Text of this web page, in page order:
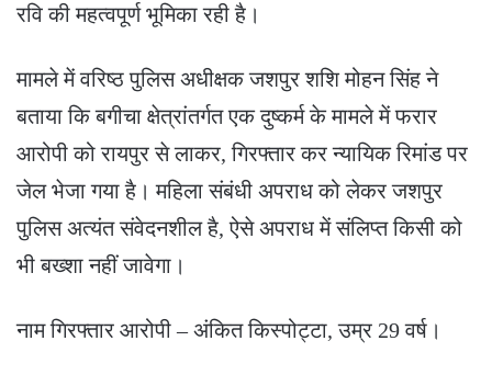
रवि की महत्वपूर्ण भूमिका रही है।
मामले में वरिष्ठ पुलिस अधीक्षक जशपुर शशि मोहन सिंह ने
बताया कि बगीचा क्षेत्रांतर्गत एक दुष्कर्म के मामले में फरार
आरोपी को रायपुर से लाकर, गिरफ्तार कर न्यायिक रिमांड पर
जेल भेजा गया है। महिला संबंधी अपराध को लेकर जशपुर
पुलिस अत्यंत संवेदनशील है, ऐसे अपराध में संलिप्त किसी को
भी बख्शा नहीं जावेगा।
नाम गिरफ्तार आरोपी – अंकित किस्पोट्टा, उम्र 29 वर्ष।